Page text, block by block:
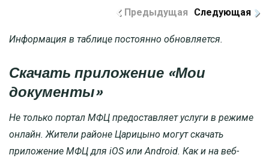
Предыдущая Следующая
Информация в таблице постоянно обновляется.
Скачать приложение «Мои
документы»
Не только портал МФЦ предоставляет услуги в режиме
онлайн. Жители районе Царицыно могут скачать
приложение МФЦ для iOS или Android. Как и на веб-